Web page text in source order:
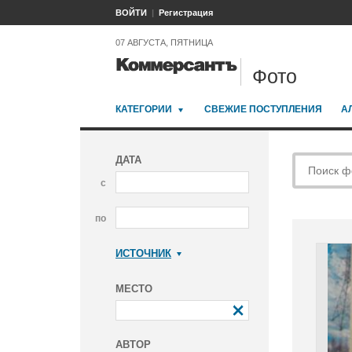
ВОЙТИ Регистрация
07 АВГУСТА, ПЯТНИЦА
Фото
КАТЕГОРИИ СВЕЖИЕ ПОСТУПЛЕНИЯ
ДАТА
с
по
ИСТОЧНИК
МЕСТО
АВТОР